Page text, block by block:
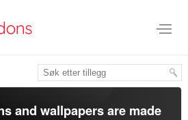
and wallpapers are made